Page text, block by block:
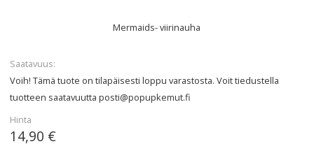
Mermaids- viirinauha
Saatavuus
Voih! Tämä tuote on tilapäisesti loppu varastosta. Voit tiedustella
tuotteen saatavuuttaposti@popupkemut.fi
Hinta
14,90 €